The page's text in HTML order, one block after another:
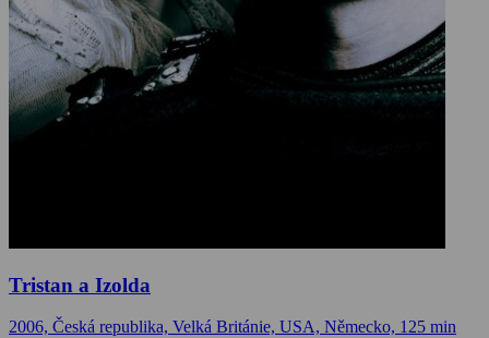
Tristan a Izolda
2006, Česká republika, Velká Británie, USA, Německo, 125 min